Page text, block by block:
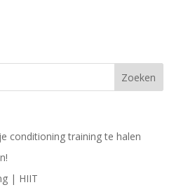
conditioning training te halen
| HIIT